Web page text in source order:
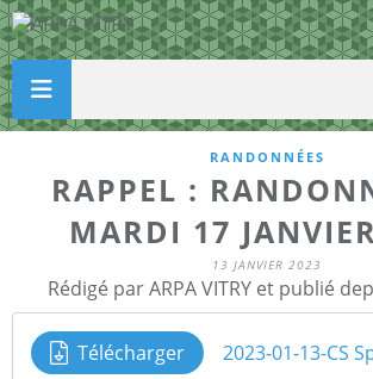
RANDONNÉES
RAPPEL :
MARDI 17
13 JANVIER 2023
Rédigé par ARPA VITRY et publié
Télécharger